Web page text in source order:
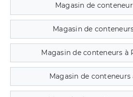
Magasin de
Magasin de
Magasin de conteneurs à
Magasin de